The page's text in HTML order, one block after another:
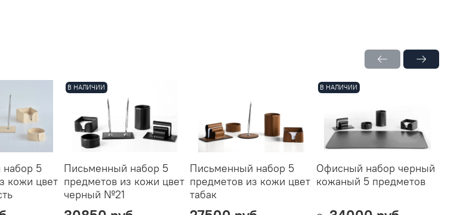
5
кожи цвет
В НАЛИЧИИ
Письменный набор 5
предметов из кожи цвет
черный №21
Письменный набор 5
предметов из кожи цвет
табак
В НАЛИЧИИ
Офисный набор черный
кожаный 5 предметов